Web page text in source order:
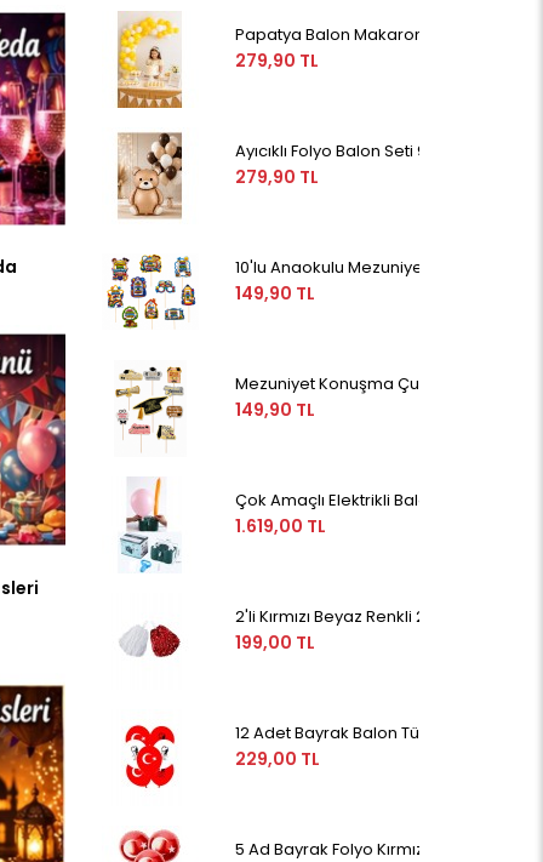
Papatya Balon Makaron Metalik Sarı-
279,90 TL
Ayıcıklı Folyo Balon Seti 9’lu Bej
279,90 TL
10'lu Anaokulu Mezuniyet Konuşma
149,90 TL
Mezuniyet Konuşma Çubukları 10'lu -
149,90 TL
Çok Amaçlı Elektrikli Balon Şişirme,
1.619,00 TL
2'li Kırmızı Beyaz Renkli 23 Nisan
199,00 TL
12 Adet Bayrak Balon Türk Bayraklı Ve
229,00 TL
5 Ad Bayrak Folyo Kırmızı Balon Türk